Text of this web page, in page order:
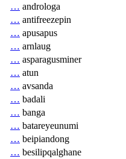
… androloga
… antifreezepin
… apusapus
… arnlaug
… asparagusminer
… atun
… avsanda
… badali
… banga
… batareyeunumi
… beipiandong
… besilipqalghane